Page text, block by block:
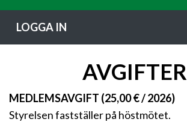
LOGGA IN
AVGIFTER
MEDLEMSAVGIFT (25,00 € / 2026)
Styrelsen fastställer på höstmötet.